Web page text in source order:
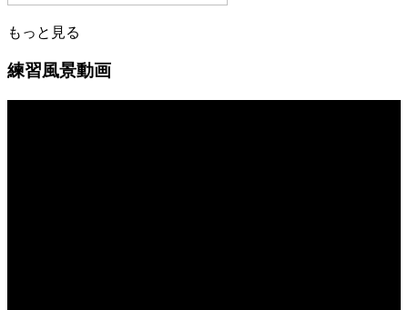
もっと見る
練習風景動画